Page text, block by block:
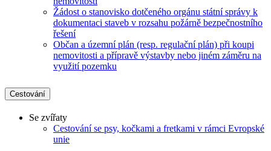
Žádost o stanovisko dotčeného orgánu státní správy k
dokumentaci staveb v rozsahu požárně bezpečnostního
řešení
Občan a územní plán (resp. regulační plán) při koupi
nemovitosti a přípravě výstavby nebo jiném záměru na
využití pozemku
Cestování
Se zvířaty
Cestování se psy, kočkami a fretkami v rámci Evropské
unie